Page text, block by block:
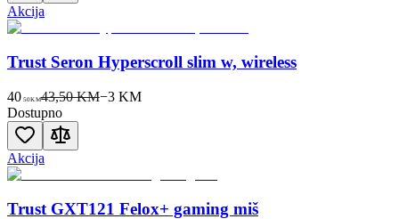
Akcija
Trust Seron Hyperscroll slim w, wireless
40 50KM43,50 KM−3KM
Dostupno
Akcija
Trust GXT121 Felox+ gaming miš